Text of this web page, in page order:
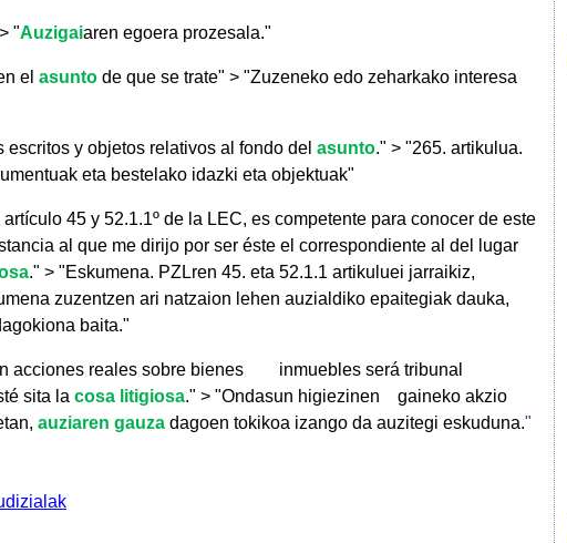
"Auzigaiaren egoera prozesala."
el asunto de que se trate" > "Zuzeneko edo zeharkako interesa
y objetos relativos al fondo del asunto." > "265. artikulua.
eta bestelako idazki eta objektuak"
45 y 52.1.1º de la LEC, es competente para conocer de este
al que me dirijo por ser éste el correspondiente al del lugar
." > "Eskumena. PZLren 45. eta 52.1.1 artikuluei jarraikiz,
zuzentzen ari natzaion lehen auzialdiko epaitegiak dauka,
baita."
acciones reales sobre bienes
inmuebles será tribunal
sita la cosa litigiosa." > "Ondasun higiezinen
gaineko akzio
auziaren gauza dagoen tokikoa izango da auzitegi eskuduna."